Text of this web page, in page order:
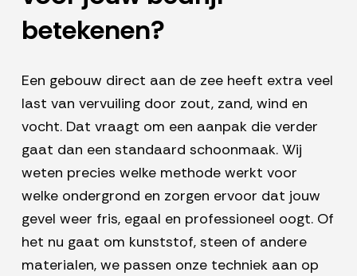
betekenen?
Een gebouw direct aan de zee heeft extra veel
last van vervuiling door zout, zand, wind en
vocht. Dat vraagt om een aanpak die verder
gaat dan een standaard schoonmaak. Wij
weten precies welke methode werkt voor
welke ondergrond en zorgen ervoor dat jouw
gevel weer fris, egaal en professioneel oogt. Of
het nu gaat om kunststof, steen of andere
materialen, we passen onze techniek aan op